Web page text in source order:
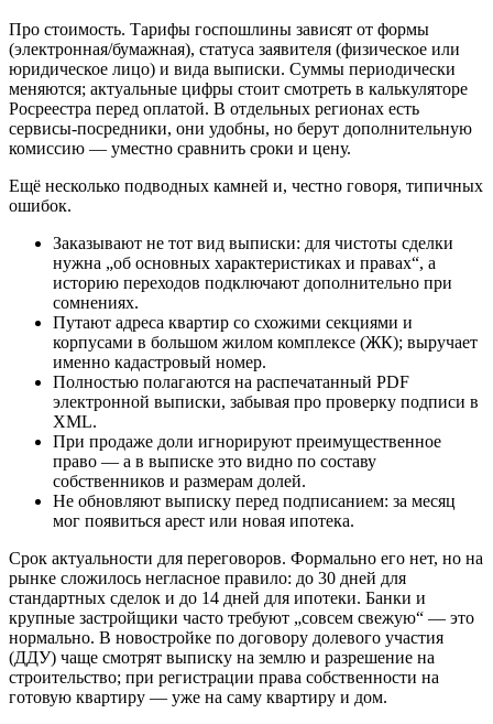
Про стоимость. Тарифы госпошлины зависят от формы
(электронная/бумажная), статуса заявителя (физическое или
юридическое лицо) и вида выписки. Суммы периодически
меняются; актуальные цифры стоит смотреть в калькуляторе
Росреестра перед оплатой. В отдельных регионах есть
сервисы‑посредники, они удобны, но берут дополнительную
комиссию — уместно сравнить сроки и цену.
Ещё несколько подводных камней и, честно говоря, типичных
ошибок.
Заказывают не тот вид выписки: для чистоты сделки
нужна „об основных характеристиках и правах“, а
историю переходов подключают дополнительно при
сомнениях.
Путают адреса квартир со схожими секциями и
корпусами в большом жилом комплексе (ЖК); выручает
именно кадастровый номер.
Полностью полагаются на распечатанный PDF
электронной выписки, забывая про проверку подписи в
XML.
При продаже доли игнорируют преимущественное
право — а в выписке это видно по составу
собственников и размерам долей.
Не обновляют выписку перед подписанием: за месяц
мог появиться арест или новая ипотека.
Срок актуальности для переговоров. Формально его нет, но на
рынке сложилось негласное правило: до 30 дней для
стандартных сделок и до 14 дней для ипотеки. Банки и
крупные застройщики часто требуют „совсем свежую“ — это
нормально. В новостройке по договору долевого участия
(ДДУ) чаще смотрят выписку на землю и разрешение на
строительство; при регистрации права собственности на
готовую квартиру — уже на саму квартиру и дом.